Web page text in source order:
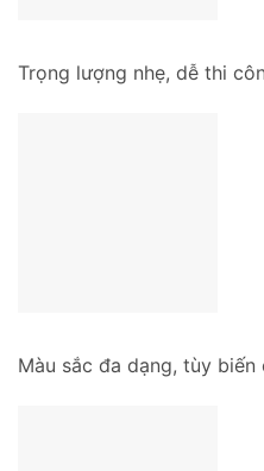
Trọng lượng nhẹ, dễ thi
Màu sắc đa dạng, tùy